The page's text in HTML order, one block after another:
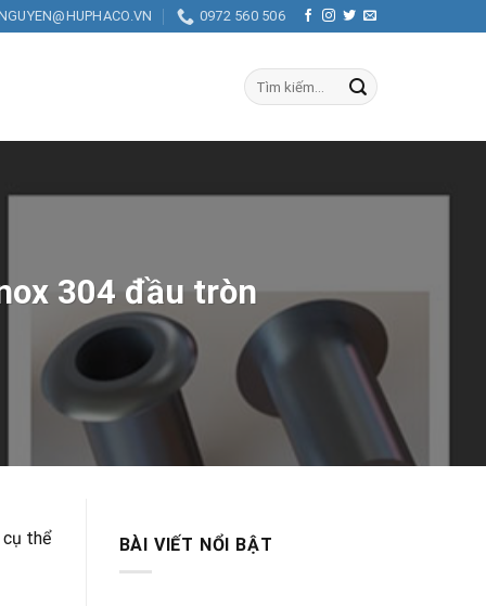
0972 560 506
Tìm
kiếm:
304 đầu tròn
thể
BÀI VIẾT NỔI BẬT